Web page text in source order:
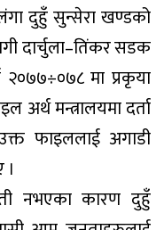
दुहुँ सुन्सेरा खण्डको
दार्चुला–तिंकर सडक
मा प्रकृया
अर्थ मन्त्रालयमा दर्ता
फाइललाई अगाडी
नभएका कारण दुहुँ